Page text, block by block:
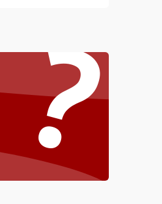
Подробнее →
Подробнее →
?